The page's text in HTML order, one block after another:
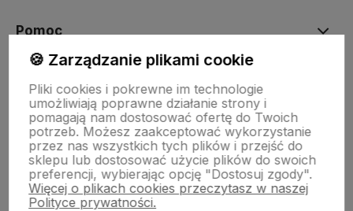
Pomoc
Moje konto
Płatności i dostawa
Informacje
🍪 Zarządzanie plikami cookie
Pliki cookies i pokrewne im technologie
umożliwiają poprawne działanie strony i
pomagają nam dostosować ofertę do Twoich
potrzeb. Możesz zaakceptować wykorzystanie
przez nas wszystkich tych plików i przejść do
sklepu lub dostosować użycie plików do swoich
preferencji, wybierając opcję "Dostosuj zgody".
Więcej o plikach cookies przeczytasz w naszej
Polityce prywatności.